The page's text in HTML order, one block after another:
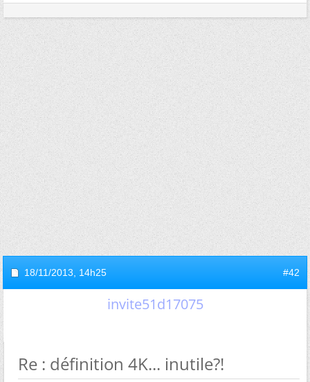
18/11/2013, 14h25 #42
invite51d17075
Re : définition 4K... inutile?!